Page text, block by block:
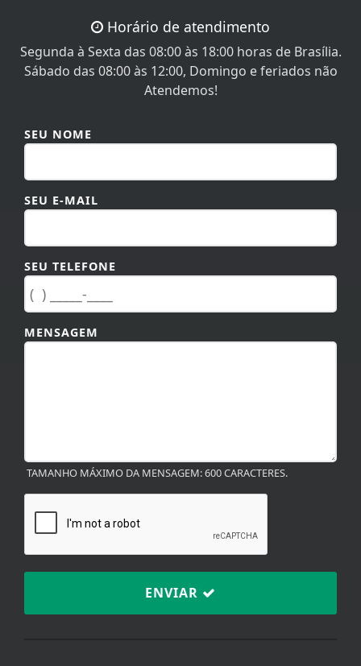
Segunda à Sexta das 08:00 às 18:00 horas de Brasília.
Sábado das 08:00 às 12:00, Domingo e feriados não
Atendemos!
SEU E-MAIL
SEU TELEFONE
MENSAGEM
ENVIAR